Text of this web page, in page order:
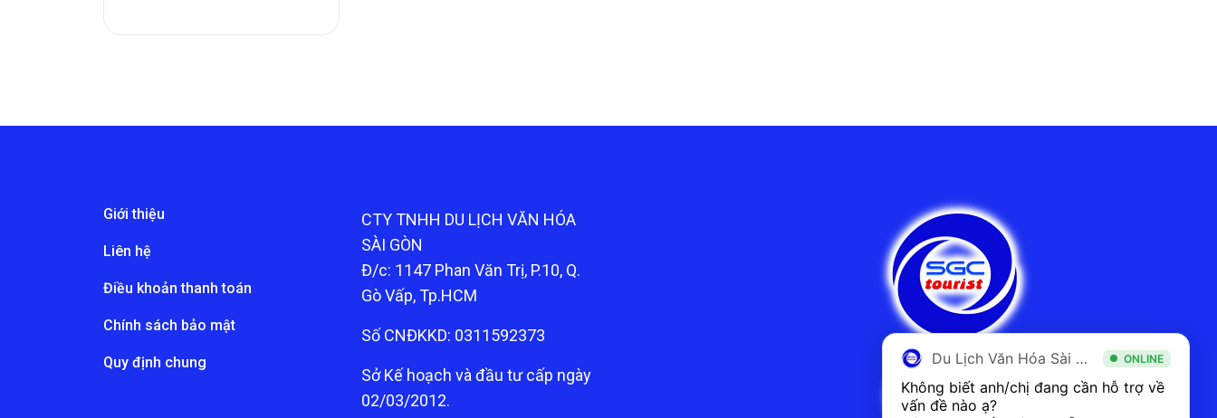
Giới thiệu
Liên hệ
Điều khoản thanh toán
Chính sách bảo mật
Quy định chung
CTY TNHH DU LỊCH VĂN HÓA
SÀI GÒN
Đ/c: 1147 Phan Văn Trị, P.10, Q.
Gò Vấp, Tp.HCM
Số CNĐKKD: 0311592373
Sở Kế hoạch và đầu tư cấp ngày
02/03/2012.
Du Lịch Văn Hóa Sài Gòn ONLINE
Không biết anh/chị đang cần hỗ trợ về
vấn đề nào ạ?